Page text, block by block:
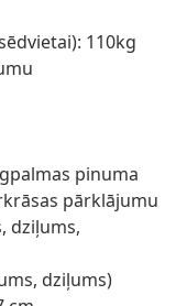
110kg
pinuma
pārklājumu
dziļums,
dziļums)